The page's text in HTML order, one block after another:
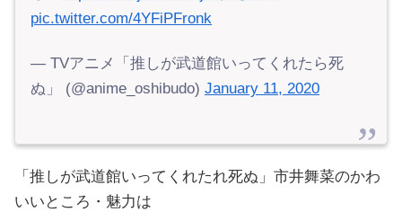
pic.twitter.com/4YFiPFronk
— TVアニメ「推しが武道館いってくれたら死
ぬ」 (@anime_oshibudo) January 11, 2020
「推しが武道館いってくれたれ死ぬ」市井舞菜のかわ
いいところ・魅力は